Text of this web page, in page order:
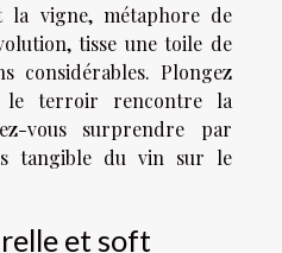
la vigne, métaphore de
tisse une toile de
considérables. Plongez
le terroir rencontre la
vous surprendre par
tangible du vin sur le
et soft